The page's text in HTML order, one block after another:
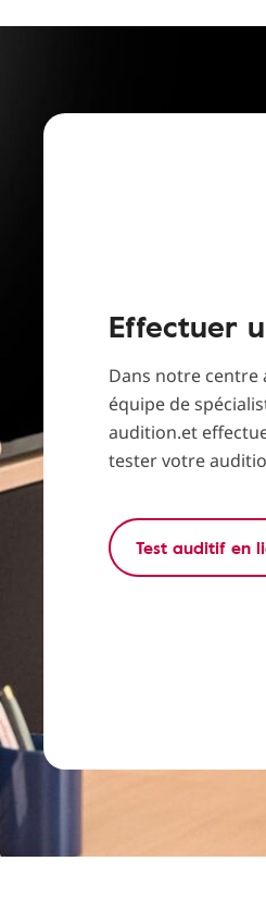
Effectuer
Dans notre centre
équipe de
audition.et
tester votre
Test auditif en